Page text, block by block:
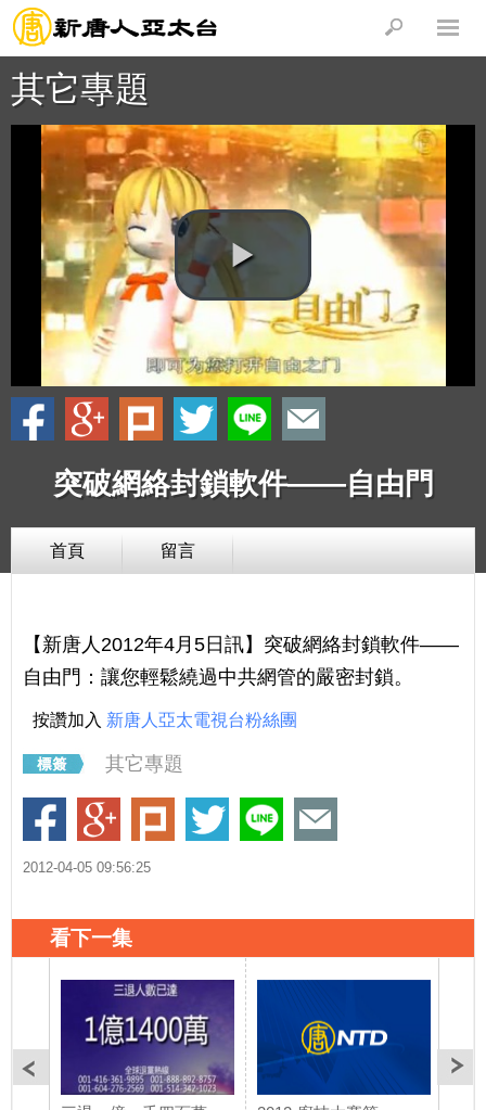
其它專題
突破網絡封鎖軟件——自由門
首頁 留言
【新唐人2012年4月5日訊】突破網絡封鎖軟件——
自由門：讓您輕鬆繞過中共網管的嚴密封鎖。
按讚加入 新唐人亞太電視台粉絲團
其它專題
2012-04-05 09:56:25
看下一集